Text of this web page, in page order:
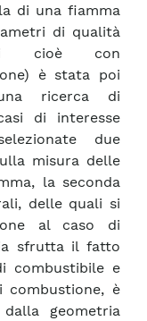
di una fiamma
di qualità
cioè con
è stata poi
ricerca di
di interesse
due
misura delle
la seconda
delle quali si
al caso di
sfrutta il fatto
combustibile e
combustione, è
geometria